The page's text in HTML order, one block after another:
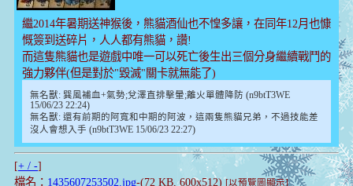
繼2014年暑期送神猴後，熊貓酒仙也不惶多讓，在同年12月也慷
慨簽到送碎片，人人都有熊貓，讚!
而這隻熊貓也是遊戲中唯一可以死亡後生出三個分身繼續戰鬥的
強力夥伴(但是對於"毀滅"關卡就無能了)
無名獸: 巽風補血+氣勢;兌澤直排擊暈;離火單體降防 (n9btT3WE
15/06/23 22:24)
無名獸: 還有前期的阿寬和中期的阿波，這兩隻熊貓兄弟，不過技能差
沒人會想入手 (n9btT3WE 15/06/23 22:27)
[+ / -]
檔名： 1435607253502.jpg-(72 KB, 600x512)[以預覽圖顯示]